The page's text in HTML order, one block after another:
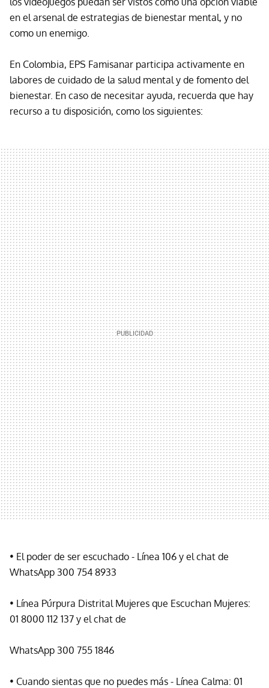
en el arsenal de estrategias de bienestar mental, y no
como un enemigo.
En Colombia, EPS Famisanar participa activamente en
labores de cuidado de la salud mental y de fomento del
bienestar. En caso de necesitar ayuda, recuerda que hay
recurso a tu disposición, como los siguientes:
• El poder de ser escuchado - Línea 106 y el chat de
WhatsApp 300 754 8933
• Línea Púrpura Distrital Mujeres que Escuchan Mujeres:
01 8000 112 137 y el chat de
WhatsApp 300 755 1846
• Cuando sientas que no puedes más - Línea Calma: 01